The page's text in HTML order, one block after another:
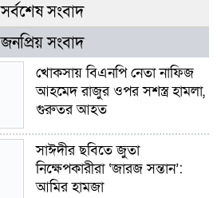
সর্বশেষ সংবাদ
জনপ্রিয় সংবাদ
খোকসায় বিএনপি নেতা নাফিজ
আহমেদ রাজুর ওপর সশস্ত্র হামলা,
গুরুতর আহত
সাঈদীর ছবিতে জুতা
নিক্ষেপকারীরা ‘জারজ সন্তান’:
আমির হামজা